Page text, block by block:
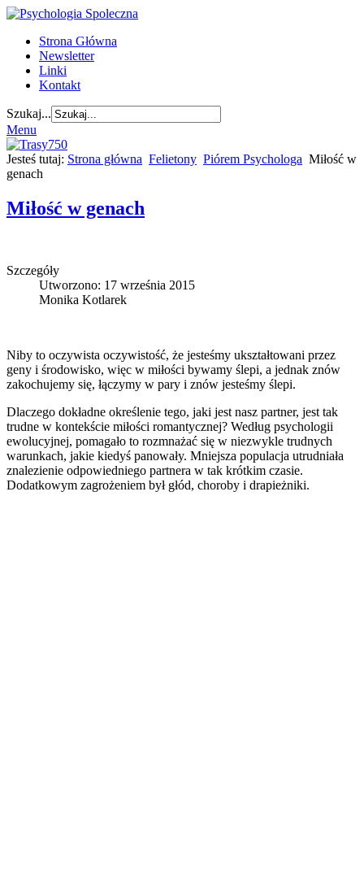
Strona Główna
Newsletter
Linki
Kontakt
Szukaj...
Menu
Jesteś tutaj: Strona główna Felietony Piórem Psychologa Miłość w
genach
Miłość w genach
Szczegóły
Utworzono: 17 września 2015
Monika Kotlarek
Niby to oczywista oczywistość, że jesteśmy ukształtowani przez
geny i środowisko, więc w miłości bywamy ślepi, a jednak znów
zakochujemy się, łączymy w pary i znów jesteśmy ślepi.
Dlaczego dokładne określenie tego, jaki jest nasz partner, jest tak
trudne w kontekście miłości romantycznej? Według psychologii
ewolucyjnej, pomagało to rozmnażać się w niezwykle trudnych
warunkach, jakie kiedyś panowały. Mniejsza populacja utrudniała
znalezienie odpowiedniego partnera w tak krótkim czasie.
Dodatkowym zagrożeniem był głód, choroby i drapieżniki.